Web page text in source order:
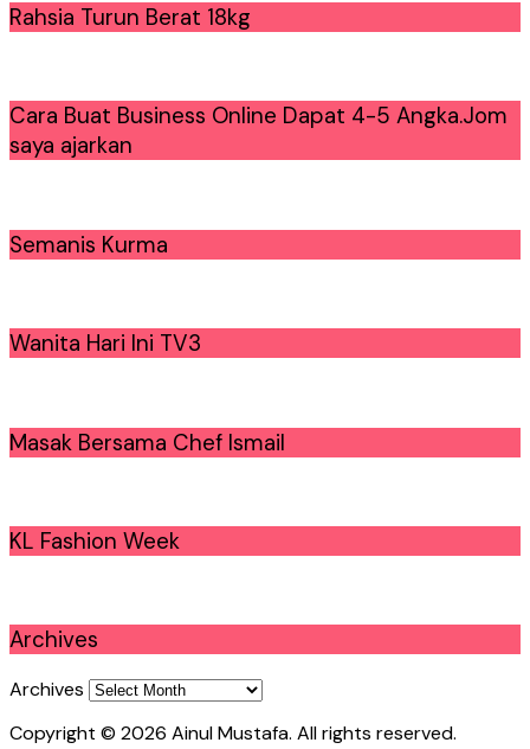
Rahsia Turun Berat 18kg
Cara Buat Business Online Dapat 4-5 Angka.Jom
saya ajarkan
Semanis Kurma
Wanita Hari Ini TV3
Masak Bersama Chef Ismail
KL Fashion Week
Archives
Archives
Copyright © 2026 Ainul Mustafa. All rights reserved.